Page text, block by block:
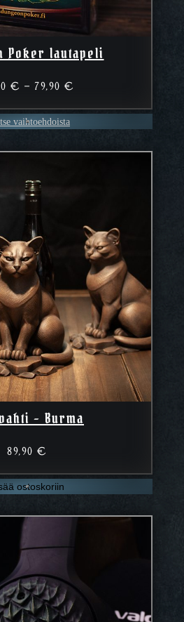
Poker lautapeli
€ – 79,90€
–
79,90 €
vaihtoehdoista
– Burma
89,90€
ostoskoriin